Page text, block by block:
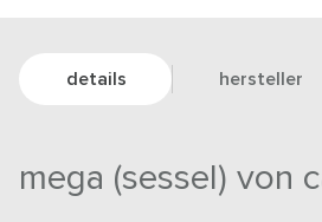
details hersteller
mega (sessel) von